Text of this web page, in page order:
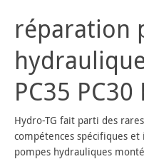
réparation
PC35 PC30
Hydro-TG fait parti des
compétences spécifiques
pompes hydrauliques